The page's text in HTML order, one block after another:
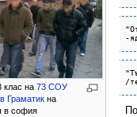
клас на 73 СОУ
Граматикна
в софия